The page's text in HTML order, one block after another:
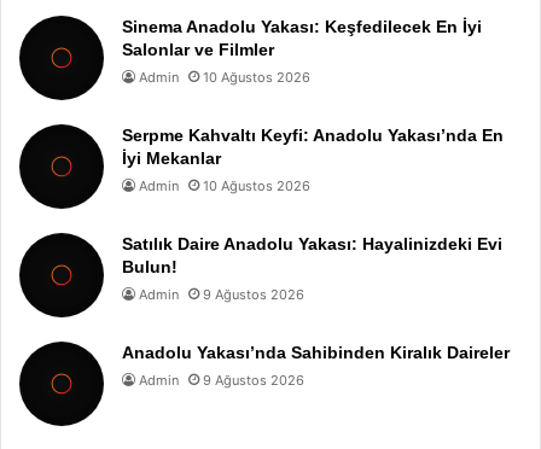
Sinema Anadolu Yakası: Keşfedilecek En İyi
Salonlar ve Filmler
Admin 10 Ağustos 2026
Serpme Kahvaltı Keyfi: Anadolu Yakası’nda En
İyi Mekanlar
Admin 10 Ağustos 2026
Satılık Daire Anadolu Yakası: Hayalinizdeki Evi
Bulun!
Admin 9 Ağustos 2026
Anadolu Yakası’nda Sahibinden Kiralık Daireler
Admin 9 Ağustos 2026